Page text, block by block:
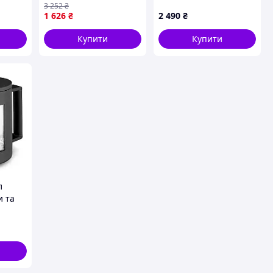
приготування кави
вдома
1 626 ₴
3 252₴
Купити
2 490 ₴
Купити
та